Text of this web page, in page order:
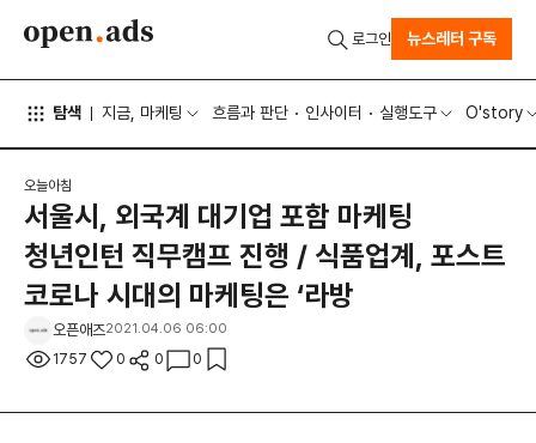
탐색 지금, 마케팅 흐름과 판단 인사이터 실행도구 O'story
로그인 뉴스레터 구독
오늘아침
서울시, 외국계 대기업 포함 마케팅
청년인턴 직무캠프 진행 / 식품업계, 포스트
코로나 시대의 마케팅은 ‘라방
오픈애즈2021.04.06 06:00
1757 0 0 0